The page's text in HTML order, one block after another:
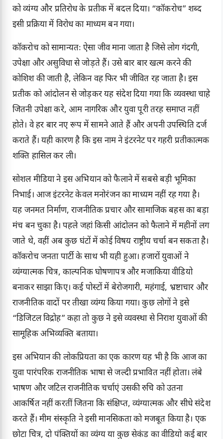
को व्यंग्य और प्रतिरोध के प्रतीक में बदल दिया। “कॉकरोच” शब्द
इसी प्रक्रिया में विरोध का माध्यम बन गया।
कॉकरोच को सामान्यतः ऐसा जीव माना जाता है जिसे लोग गंदगी,
उपेक्षा और असुविधा से जोड़ते हैं। उसे बार बार खत्म करने की
कोशिश की जाती है, लेकिन वह फिर भी जीवित रह जाता है। इस
प्रतीक को आंदोलन से जोड़कर यह संदेश दिया गया कि व्यवस्था चाहे
जितनी उपेक्षा करे, आम नागरिक और युवा पूरी तरह समाप्त नहीं
होते। वे हर बार नए रूप में सामने आते हैं और अपनी उपस्थिति दर्ज
कराते हैं। यही कारण है कि इस नाम ने इंटरनेट पर गहरी प्रतीकात्मक
शक्ति हासिल कर ली।
सोशल मीडिया ने इस अभियान को फैलाने में सबसे बड़ी भूमिका
निभाई। आज इंटरनेट केवल मनोरंजन का माध्यम नहीं रह गया है।
यह जनमत निर्माण, राजनीतिक प्रचार और सामाजिक बहस का बड़ा
मंच बन चुका है। पहले जहां किसी आंदोलन को फैलाने में महीनों लग
जाते थे, वहीं अब कुछ घंटों में कोई विषय राष्ट्रीय चर्चा बन सकता है।
कॉकरोच जनता पार्टी के साथ भी यही हुआ। हजारों युवाओं ने
व्यंग्यात्मक चित्र, काल्पनिक घोषणापत्र और मजाकिया वीडियो
बनाकर साझा किए। कई पोस्टों में बेरोजगारी, महंगाई, भ्रष्टाचार और
राजनीतिक वादों पर तीखा व्यंग्य किया गया। कुछ लोगों ने इसे
“डिजिटल विद्रोह” कहा तो कुछ ने इसे व्यवस्था से निराश युवाओं की
सामूहिक अभिव्यक्ति बताया।
इस अभियान की लोकप्रियता का एक कारण यह भी है कि आज का
युवा पारंपरिक राजनीतिक भाषा से जल्दी प्रभावित नहीं होता। लंबे
भाषण और जटिल राजनीतिक चर्चाएं उसकी रुचि को उतना
आकर्षित नहीं करतीं जितना कि संक्षिप्त, व्यंग्यात्मक और सीधे संदेश
करते हैं। मीम संस्कृति ने इसी मानसिकता को मजबूत किया है। एक
छोटा चित्र, दो पंक्तियों का व्यंग्य या कुछ सेकंड का वीडियो कई बार